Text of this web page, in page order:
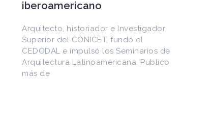
sustraídos del Archivo
en internet
Entre los materiales recuperados